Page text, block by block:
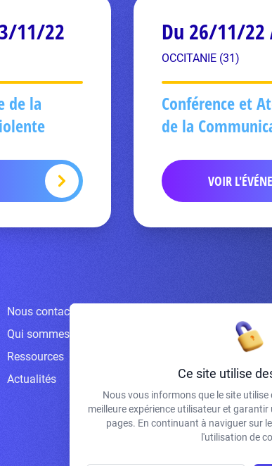
11/22
de la
Du 26/11/
OCCITANIE (31)
Conférence et
de la
VOIR
Nous contacter
Qui sommes-nous ?
Ressources
Actualités
J'accepte de recevoir
connaissance de
Ce site utilise
Nous vous informons que le site
meilleure expérience utilisateur et
pages. En continuant à naviguer sur
l'utilisation de